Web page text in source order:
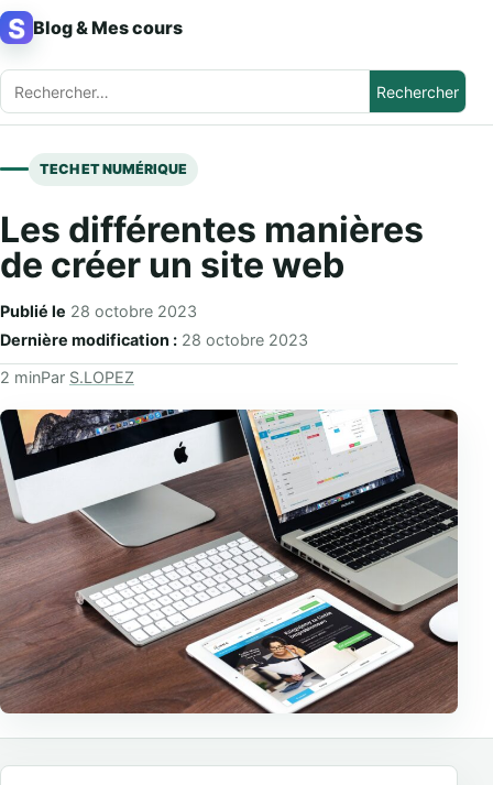
Aller au contenu
Blog & Mes cours
Rechercher :
TECH ET NUMÉRIQUE
Les différentes manières
de créer un site web
Publié le 28 octobre 2023
Dernière modification : 28 octobre 2023
2 minPar S.LOPEZ